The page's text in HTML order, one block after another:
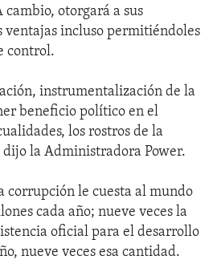
cambio, otorgará a sus
ventajas incluso permitiéndoles
control.
instrumentalización de la
beneficio político en el
los rostros de la
la Administradora Power.
corrupción le cuesta al mundo
cada año; nueve veces la
oficial para el desarrollo
nueve veces esa cantidad.